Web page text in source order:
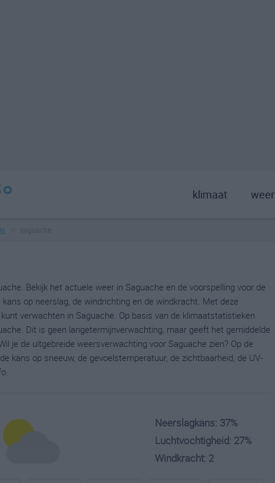
klimaat weer
Bekijk het actuele weer in Saguache en de voorspelling voor de
op neerslag, de windrichting en de windkracht. Met deze
verwachten in Saguache. Op basis van de klimaatstatistieken
Dit is geen langetermijnverwachting, maar geeft het gemiddelde
je de uitgebreide weersverwachting voor Saguache zien? Op de
kans op sneeuw, de gevoelstemperatuur, de zichtbaarheid, de UV-
Neerslagkans: 37%
Luchtvochtigheid: 27%
Windkracht: 2